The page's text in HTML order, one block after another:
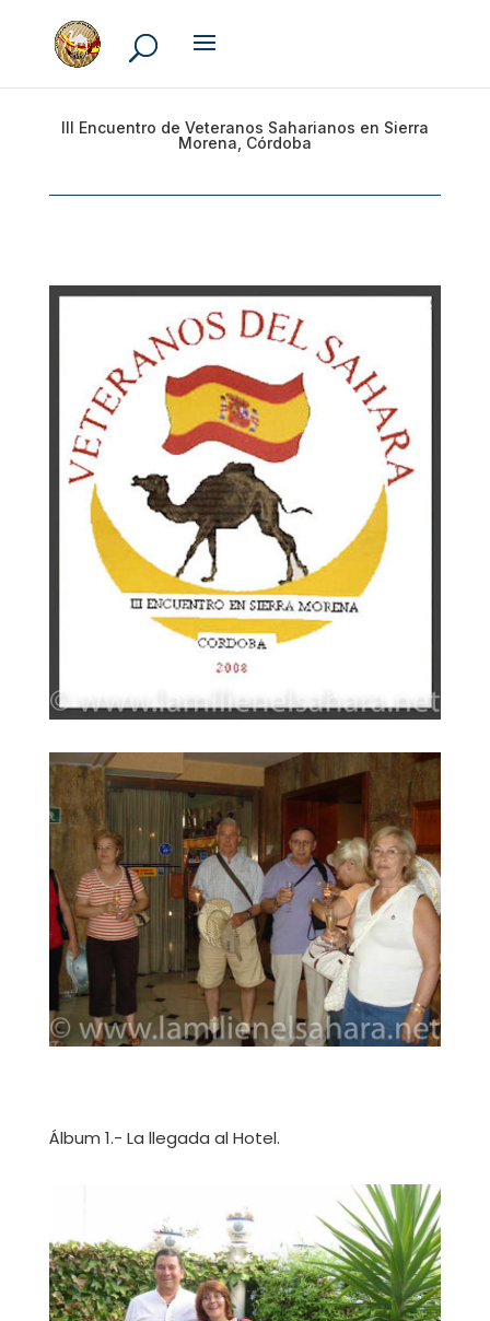
III Encuentro de Veteranos Saharianos en Sierra
Morena, Córdoba
Álbum 1.- La llegada al Hotel.